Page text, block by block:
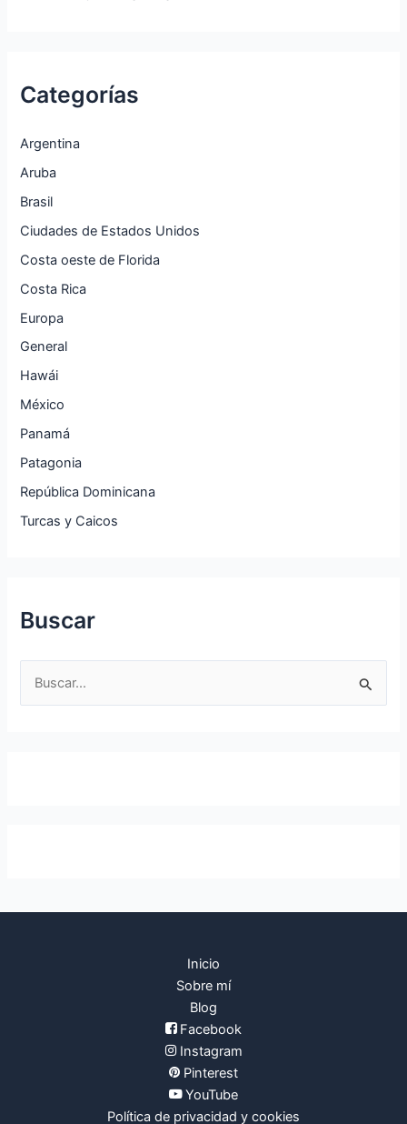
Categorías
Argentina
Aruba
Brasil
Ciudades de Estados Unidos
Costa oeste de Florida
Costa Rica
Europa
General
Hawái
México
Panamá
Patagonia
República Dominicana
Turcas y Caicos
Buscar
Inicio
Sobre mí
Blog
Facebook
Instagram
Pinterest
YouTube
Política de privacidad y cookies